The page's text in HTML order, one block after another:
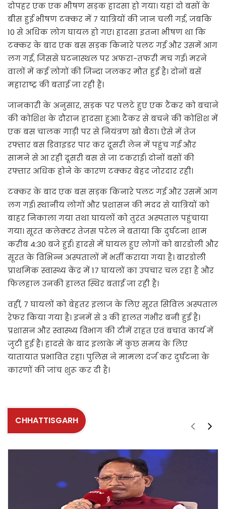
दोपहर एक एक भीषण सड़क हादसा हो गया। यहां दो बसों के
बीस हुई भीषण टक्कर में 7 यात्रियों की जान चली गई, जबकि
10 से अधिक लोग घायल हो गए। हादसा इतना भीषण था कि
टक्कर के बाद एक बस सड़क किनारे पलट गई और उसमें आग
लग गई, जिससे घटनास्थल पर अफरा-तफरी मच गई। मरने
वालों में कई लोगों की जिन्दा जलकर मौत हुई है। दोनों बसें
महाराष्ट्र की बताई जा रही हैं।
जानकारी के अनुसार, सड़क पर पलटे हुए एक टैंकर को बचाने
की कोशिश के दौरान हादसा हुआ। टैंकर से बचने की कोशिश में
एक बस चालक गाड़ी पर से नियंत्रण खो बैठा। ऐसे में तेज
रफ्तार बस डिवाइडर पार कर दूसरी लेन में पहुंच गई और
सामने से आ रही दूसरी बस से जा टकराई। दोनों बसों की
रफ्तार अधिक होने के कारण टक्कर बेहद जोरदार रही।
टक्कर के बाद एक बस सड़क किनारे पलट गई और उसमें आग
लग गई। स्थानीय लोगों और प्रशासन की मदद से यात्रियों को
बाहर निकाला गया तथा घायलों को तुरंत अस्पताल पहुंचाया
गया। सूरत कलेक्टर तेजस पटेल ने बताया कि दुर्घटना शाम
करीब 4:30 बजे हुई। हादसे में घायल हुए लोगों को बारडोली और
सूरत के विभिन्न अस्पतालों में भर्ती कराया गया है। बारडोली
प्राथमिक स्वास्थ्य केंद्र में 17 घायलों का उपचार चल रहा है और
फिलहाल उनकी हालत स्थिर बताई जा रही है।
वहीं, 7 घायलों को बेहतर इलाज के लिए सूरत सिविल अस्पताल
रेफर किया गया है। इनमें से 3 की हालत गंभीर बनी हुई है।
प्रशासन और स्वास्थ्य विभाग की टीमें राहत एवं बचाव कार्य में
जुटी हुई हैं। हादसे के बाद इलाके में कुछ समय के लिए
यातायात प्रभावित रहा। पुलिस ने मामला दर्ज कर दुर्घटना के
कारणों की जांच शुरू कर दी है।
CHHATTISGARH